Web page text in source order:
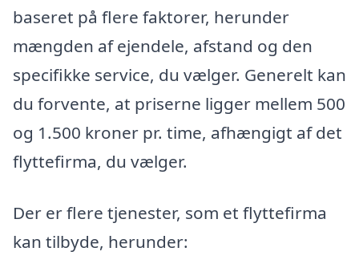
baseret på flere faktorer, herunder
mængden af ejendele, afstand og den
specifikke service, du vælger. Generelt kan
du forvente, at priserne ligger mellem 500
og 1.500 kroner pr. time, afhængigt af det
flyttefirma, du vælger.
Der er flere tjenester, som et flyttefirma
kan tilbyde, herunder: